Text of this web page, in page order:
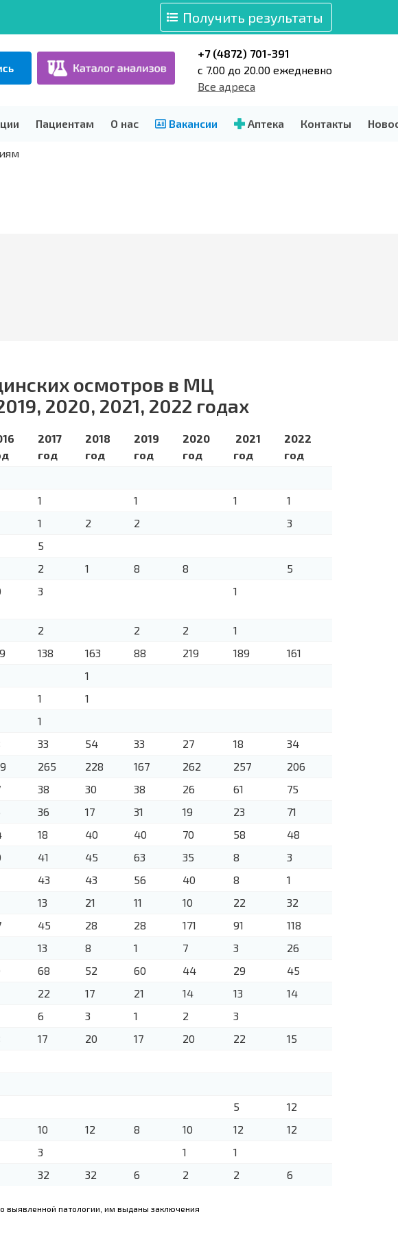
Получить результаты
+7 (4872) 701-391
c 7.00 до 20.00 ежедневно
Все адреса
Пациентам О нас Вакансии Аптека Контакты
осмотров в МЦ
2020, 2021, 2022 годах
2017
год
2018
год
2019
год
2020
год
2021
год
2022
год
1 1 1
1
1 2 2
3
5
2 1 8 8
5
3 1
2 2 2
1
138 163 88 219 189
161
1
1
1
1
33 54 33 27 18
34
265 228 167 262 257
206
38 30 38 26 61
75
36 17 31 19 23
71
18 40 40 70 58
48
41 45 63 35 8
3
43 43 56 40 8
1
13 21 11 10 22
32
45 28 28 171 91
118
13 8 1 7 3
26
68 52 60 44 29
45
22 17 21 14 13
14
6 3 1 2
3
17 20 17 20 22
15
5
12
10 12 8 10 12
12
3 1
1
32 32 6 2 2 6
выявленной патологии, им выданы заключения